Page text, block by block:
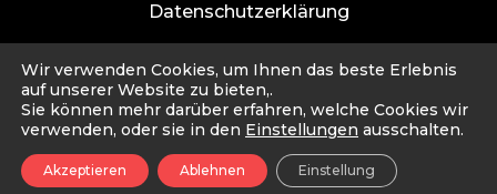
Datenschutzerklärung
Datensicherheit und Haftungsausschluss
Impressum
Wir verwenden Cookies, um Ihnen das beste Erlebnis
auf unserer Website zu bieten,.
Sie können mehr darüber erfahren, welche Cookies wir
verwenden, oder sie in den Einstellungen ausschalten.
Akzeptieren Ablehnen Einstellung